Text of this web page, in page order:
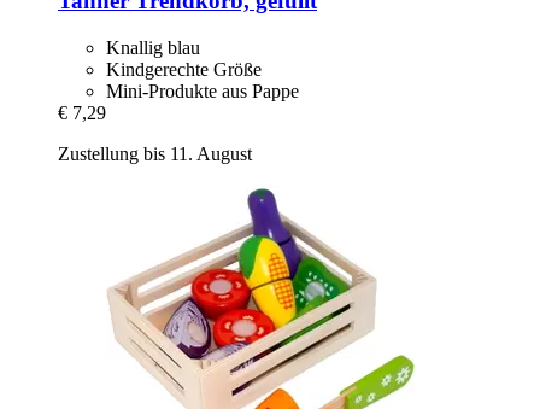
Knallig blau
Kindgerechte Größe
Mini-Produkte aus Pappe
€ 7,29
Zustellung bis 11. August